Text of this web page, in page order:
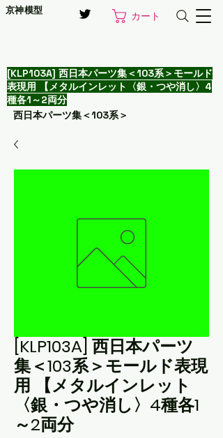
京神模型 カート
[KLP103A] 西日本パーツ集＜103系＞モールド
表現用 【メタルインレット〈銀・つや消し〉4
種各1～2両分
西日本パーツ集＜103系＞
[KLP103A] 西日本パーツ
集＜103系＞モールド表現
用 【メタルインレット
〈銀・つや消し〉4種各1
～2両分